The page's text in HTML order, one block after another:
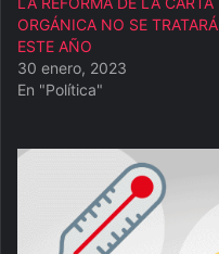
ORGÁNICA NO SE TRATARÁ
ESTE AÑO
30 enero, 2023
En "Política"